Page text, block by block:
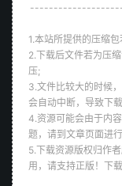
1.本站所提供的压缩
2.下载后文件若为压
压;
3.文件比较大的时候
会自动中断，导致下
4.资源可能会由于内
题，请到文章页面进
5.下载资源版权归作
用，请支持正版！下